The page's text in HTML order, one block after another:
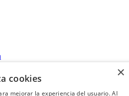
×
cookies
mejorar la experiencia del usuario. Al